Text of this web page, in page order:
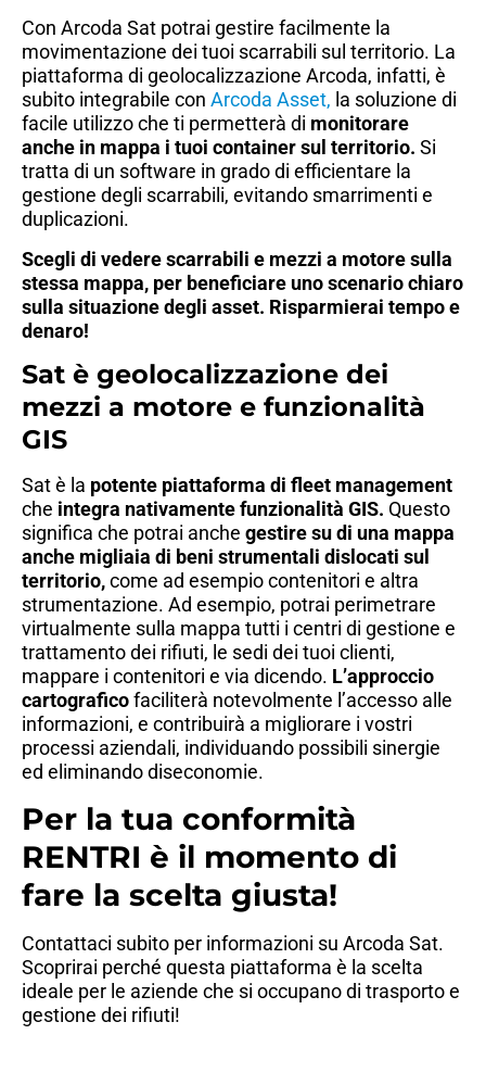
Con Arcoda Sat potrai gestire facilmente la
movimentazione dei tuoi scarrabili sul territorio. La
piattaforma di geolocalizzazione Arcoda, infatti, è
subito integrabile con Arcoda Asset, la soluzione di
facile utilizzo che ti permetterà di monitorare
anche in mappa i tuoi container sul territorio. Si
tratta di un software in grado di efficientare la
gestione degli scarrabili, evitando smarrimenti e
duplicazioni.
Scegli di vedere scarrabili e mezzi a motore sulla
stessa mappa, per beneficiare uno scenario chiaro
sulla situazione degli asset. Risparmierai tempo e
denaro!
Sat è geolocalizzazione dei
mezzi a motore e funzionalità
GIS
Sat è la potente piattaforma di fleet management
che integra nativamente funzionalità GIS. Questo
significa che potrai anche gestire su di una mappa
anche migliaia di beni strumentali dislocati sul
territorio,come ad esempio contenitori e altra
strumentazione. Ad esempio, potrai perimetrare
virtualmente sulla mappa tutti i centri di gestione e
trattamento dei rifiuti, le sedi dei tuoi clienti,
mappare i contenitori e via dicendo. L’approccio
cartograficofaciliterà notevolmente l’accesso alle
informazioni, e contribuirà a migliorare i vostri
processi aziendali, individuando possibili sinergie
ed eliminando diseconomie.
Per la tua conformità
RENTRI è il momento di
fare la scelta giusta!
Contattaci subito per informazioni su Arcoda Sat.
Scoprirai perché questa piattaforma è la scelta
ideale per le aziende che si occupano di trasporto e
gestione dei rifiuti!